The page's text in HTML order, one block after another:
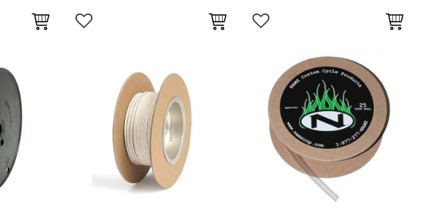
Lägg till i favoriter Lägg till i favoriter